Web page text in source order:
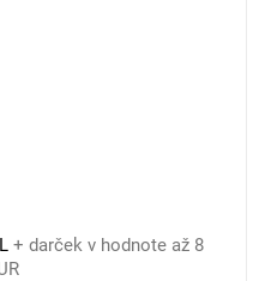
+ darček v hodnote až 8